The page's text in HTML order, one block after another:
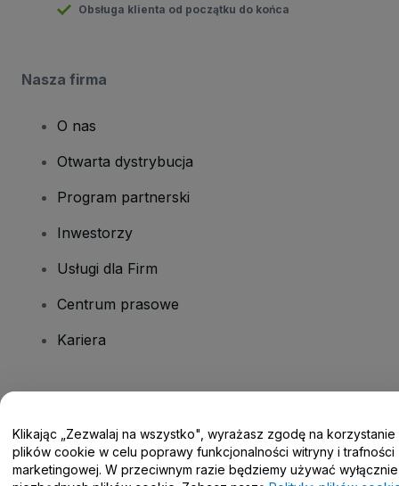
Obsługa klienta od początku do końca
Nasza firma
O nas
Otwarta dystrybucja
Program partnerski
Inwestorzy
Usługi dla Firm
Centrum prasowe
Kariera
Centrum pomocy / Skontaktuj się z nami
Klikając „Zezwalaj na wszystko", wyrażasz zgodę na korzystanie
plików cookie w celu poprawy funkcjonalności witryny i trafności
marketingowej. W przeciwnym razie będziemy używać wyłącznie